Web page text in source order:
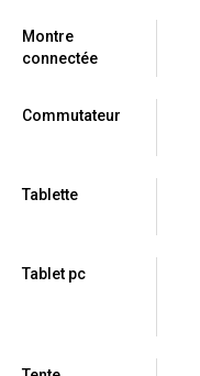
Montre
connectée
Commutateur
Tablette
Tablet pc